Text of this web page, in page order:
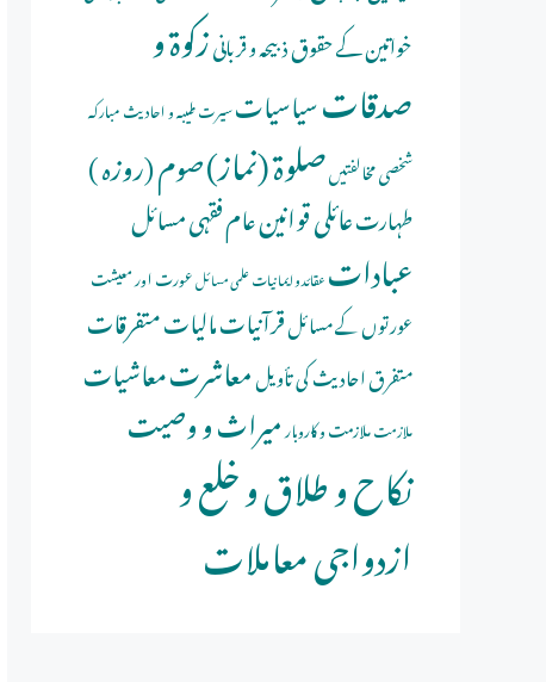
خواتین کے حقوقذبیحہ و قربانیزکوۃ و
صدقاتسیاسیاتسیرت طیبہ و احادیث مبارکہ
شخصی مخالفتیںصلوة (نماز)صوم (روزہ )
طہارتعائلی قوانینعام فقہی مسائل
عباداتعقائد و ایمانیاتعلمی مسائلعورت اور معیشت
عورتوں کے مسائلقرآنیاتمالیاتمتفرقات
متفرق احادیث کی تأویلمعاشرتمعاشیات
ملازمتملازمت و کاروبارمیراث و وصیت
نکاح و طلاق و خلع و
ازدواجی معاملات